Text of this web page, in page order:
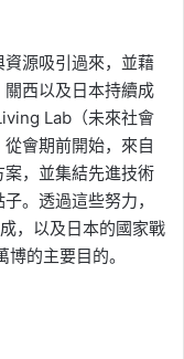
源吸引過來，並藉
西以及日本持續成
Lab（未來社會
會期前開始，來自
，並集結先進技術
。透過這些努力，
，以及日本的國家戰
的主要目的。